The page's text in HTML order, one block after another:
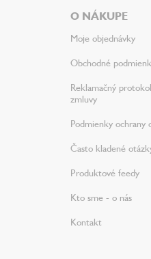
O NÁKUPE
Moje objednávky
Obchodné
Reklamačný
zmluvy
Podmienky ochrany
Často kladené
Produktové feedy
Kto sme - o nás
Kontakt